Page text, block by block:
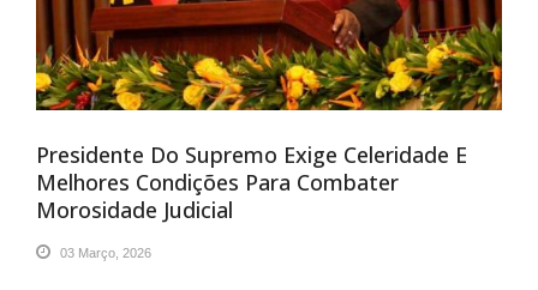
Presidente Do Supremo Exige Celeridade E
Melhores Condições Para Combater
Morosidade Judicial
03 Março, 2026